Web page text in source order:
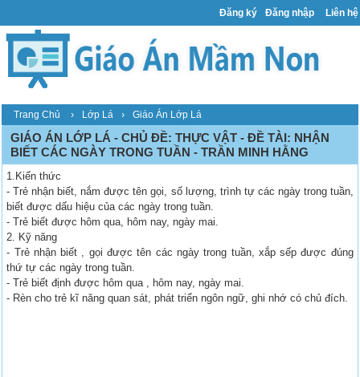
Đăng ký Đăng nhập Liên hệ
Trang Chủ › Lớp Lá › Giáo Án Lớp Lá
GIÁO ÁN LỚP LÁ - CHỦ ĐỀ: THỰC VẬT - ĐỀ TÀI: NHẬN
BIẾT CÁC NGÀY TRONG TUẦN - TRẦN MINH HẰNG
1.Kiến thức
- Trẻ nhận biết, nắm được tên gọi, số lượng, trình tự các ngày trong tuần,
biết được dấu hiệu của các ngày trong tuần.
- Trẻ biết được hôm qua, hôm nay, ngày mai.
2. Kỹ năng
- Trẻ nhận biết , gọi được tên các ngày trong tuần, xắp sếp được đúng
thứ tự các ngày trong tuần.
- Trẻ biết định được hôm qua , hôm nay, ngày mai.
- Rèn cho trẻ kĩ năng quan sát, phát triển ngôn ngữ, ghi nhớ có chủ đích.